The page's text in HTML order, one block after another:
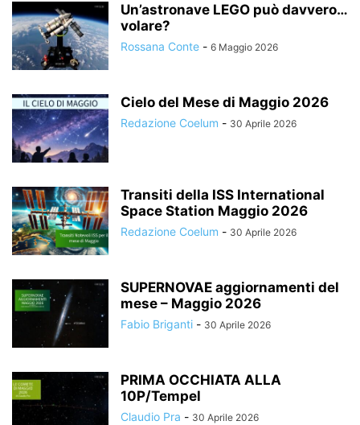
Un’astronave LEGO può davvero…
volare?
Rossana Conte - 6 Maggio 2026
Cielo del Mese di Maggio 2026
Redazione Coelum - 30 Aprile 2026
Transiti della ISS International
Space Station Maggio 2026
Redazione Coelum - 30 Aprile 2026
SUPERNOVAE aggiornamenti del
mese – Maggio 2026
Fabio Briganti - 30 Aprile 2026
PRIMA OCCHIATA ALLA
10P/Tempel
Claudio Pra - 30 Aprile 2026